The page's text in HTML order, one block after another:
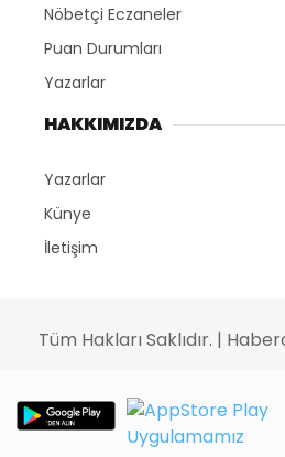
Nöbetçi Eczaneler
Puan Durumları
Yazarlar
HAKKIMIZDA
Yazarlar
Künye
İletişim
Tüm Hakları Saklıdır. |